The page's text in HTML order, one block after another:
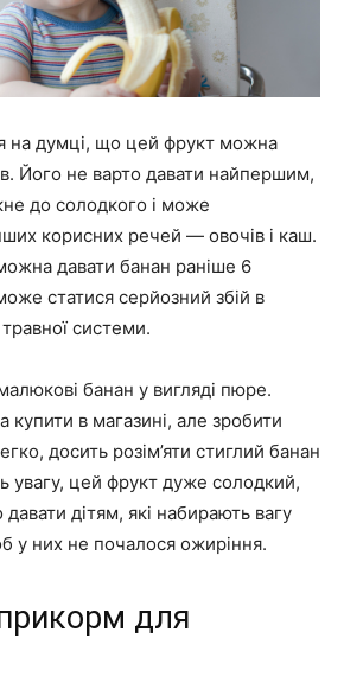
на думці, що цей фрукт можна
Його не варто давати найпершим,
до солодкого і може
корисних речей — овочів і каш.
давати банан раніше 6
статися серйозний збій в
травної системи.
банан у вигляді пюре.
в магазині, але зробити
досить розім’яти стиглий банан
увагу, цей фрукт дуже солодкий,
дітям, які набирають вагу
них не почалося ожиріння.
для